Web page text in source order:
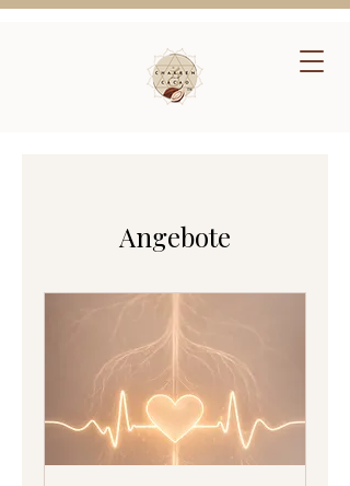
Angebote